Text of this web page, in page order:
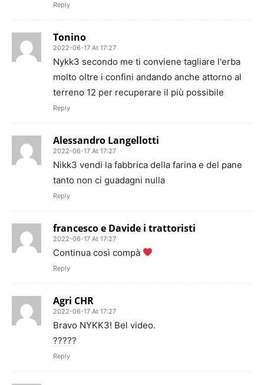
Reply
Tonino
2022-06-17 At 17:27
Nykk3 secondo me ti conviene tagliare l'erba
molto oltre i confini andando anche attorno al
terreno 12 per recuperare il più possibile
Reply
Alessandro Langellotti
2022-06-17 At 17:27
Nikk3 vendi la fabbrica della farina e del pane
tanto non ci guadagni nulla
Reply
francesco e Davide i trattoristi
2022-06-17 At 17:27
Continua così compà
Reply
Agri CHR
2022-06-17 At 17:27
Bravo NYKK3! Bel video.
?????
Reply